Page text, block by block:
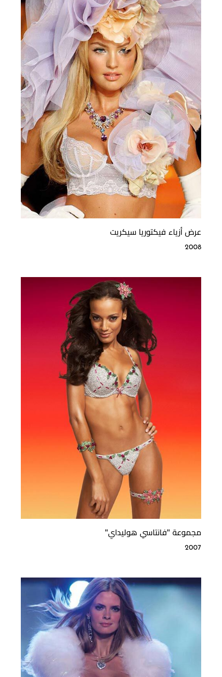
عرض أزياء فيكتوريا سيكريت
2008
مجموعة ''فانتاسي هوليداي''
2007